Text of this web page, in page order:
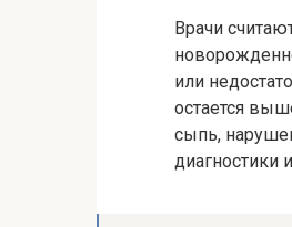
Врачи
или
остается
сыпь,
диагностики